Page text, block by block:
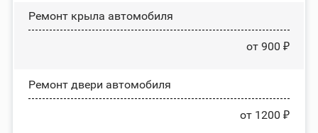
Ремонт крыла автомобиля
от 900 ₽
Ремонт двери автомобиля
от 1200 ₽